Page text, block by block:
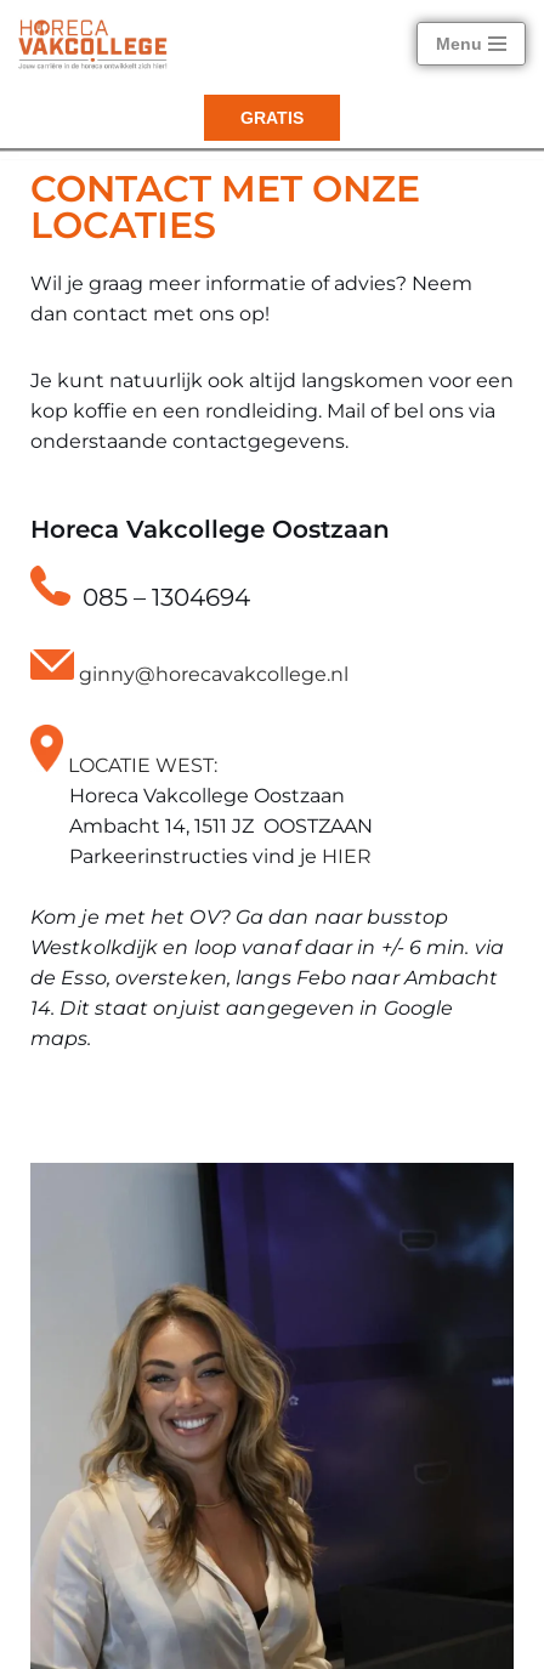
Ga
inhoud
Menu
GRATIS
CONTACT MET ONZE
LOCATIES
Wil je graag meer informatie of advies? Neem
dan contact met ons op!
Je kunt natuurlijk ook altijd langskomen voor een
kop koffie en een rondleiding. Mail of bel ons via
onderstaande contactgegevens.
Horeca Vakcollege Oostzaan
085 – 1304694
ginny@horecavakcollege.nl
LOCATIE WEST:
Horeca Vakcollege Oostzaan
Ambacht 14, 1511 JZ OOSTZAAN
Parkeerinstructies vind je HIER
Kom je met het OV? Ga dan naar busstop
Westkolkdijk en loop vanaf daar in +/- 6 min. via
de Esso, oversteken, langs Febo naar Ambacht
14. Dit staat onjuist aangegeven in Google
maps.